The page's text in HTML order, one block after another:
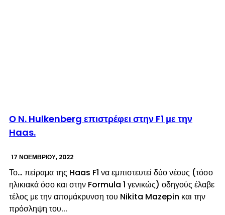
Ο N. Hulkenberg επιστρέφει στην F1 με την
Haas.
17 ΝΟΕΜΒΡΊΟΥ, 2022
Το… πείραμα της Haas F1 να εμπιστευτεί δύο νέους (τόσο
ηλικιακά όσο και στην Formula 1 γενικώς) οδηγούς έλαβε
τέλος με την απομάκρυνση του Nikita Mazepin και την
πρόσληψη του...